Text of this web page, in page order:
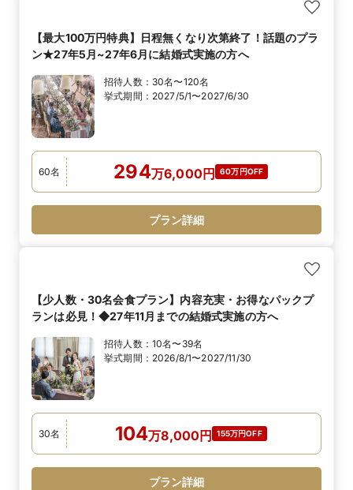
【最大100万円特典】日程無くなり次第終了！話題のプラ
ン★27年5月~27年6月に結婚式実施の方へ
招待人数： 30名〜120名
挙式期間： 2027/5/1〜2027/6/30
60名 294万6,000円 60万円OFF
プラン詳細
【少人数・30名会食プラン】内容充実・お得なパックプ
ランは必見！◆27年11月までの結婚式実施の方へ
招待人数： 10名〜39名
挙式期間： 2026/8/1〜2027/11/30
30名 104万8,000円 155万円OFF
プラン詳細